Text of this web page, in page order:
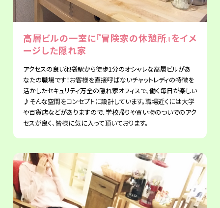
高層ビルの一室に『冒険家の休憩所』をイメ
ージした隠れ家
アクセスの良い池袋駅から徒歩1分のオシャレな高層ビルがあ
なたの職場です！お客様を直接呼ばないチャットレディの特徴を
活かしたセキュリティ万全の隠れ家オフィスで、働く毎日が楽しい
♪そんな空間をコンセプトに設計しています。職場近くには大学
や百貨店などがありますので、学校帰りや買い物のついでのアク
セスが良く、皆様に気に入って頂いております。